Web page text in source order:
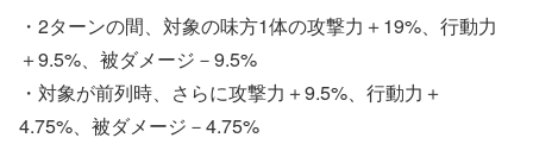
・2ターンの間、対象の味方1体の攻撃力＋19%、行動力
＋9.5%、被ダメージ－9.5%
・対象が前列時、さらに攻撃力＋9.5%、行動力＋
4.75%、被ダメージ－4.75%